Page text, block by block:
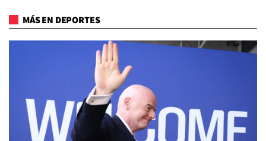
MÁS EN DEPORTES